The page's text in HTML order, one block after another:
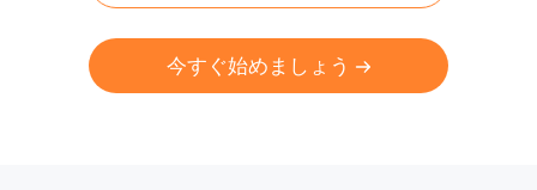
今すぐ始めましょう